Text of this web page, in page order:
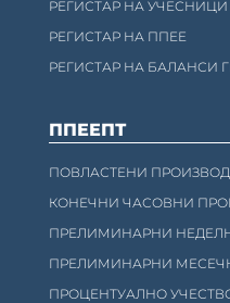
РЕГИСТАР НА УЧЕСНИЦИ
РЕГИСТАР НА ППЕЕ
РЕГИСТАР НА БАЛАНСИ
ППЕЕПТ
ПОВЛАСТЕНИ
КОНЕЧНИ ЧАСОВНИ
ПРЕЛИМИНАРНИ
ПРЕЛИМИНАРНИ
ПРОЦЕНТУАЛНО